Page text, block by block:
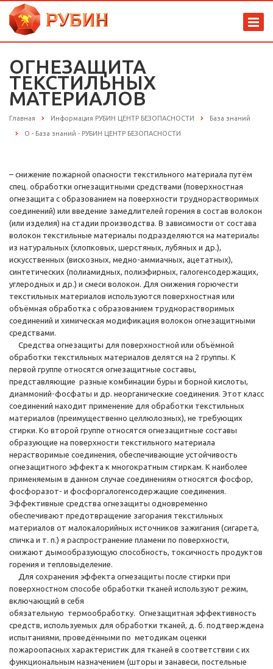
ОГНЕЗАЩИТА
ТЕКСТИЛЬНЫХ
МАТЕРИАЛОВ
Главная Информация РУБИН ЦЕНТР БЕЗОПАСНОСТИ База знаний
О - База знаний - РУБИН ЦЕНТР БЕЗОПАСНОСТИ
– снижение пожарной опасности текстильного материала путём
спец. обработки огнезащитными средствами (поверхностная
огнезащита с образованием на поверхности труднорастворимых
соединений) или введение замедлителей горения в состав волокон
(или изделия) на стадии производства. В зависимости от состава
волокон текстильные материалы подразделяются на материалы
из натуральных (хлопковых, шерстяных, лубяных и др.),
искусственных (вискозных, медно-аммиачных, ацетатных),
синтетических (полиамидных, полиэфирных, галогенсодержащих,
углеродных и др.) и смеси волокон. Для снижения горючести
текстильных материалов используются поверхностная или
объёмная обработка с образованием труднорастворимых
соединений и химическая модификация волокон огнезащитными
средствами.
Средства огнезащиты для поверхностной или объёмной
обработки текстильных материалов делятся на 2 группы. К
первой группе относятся огнезащитные составы,
представляющие разные комбинации буры и борной кислоты,
диаммоний-фосфаты и др. неорганические соединения. Этот класс
соединений находит применение для обработки текстильных
материалов (преимущественно целлюлозных), не требующих
стирки. Ко второй группе относятся огнезащитные составы
образующие на поверхности текстильного материала
нерастворимые соединения, обеспечивающие устойчивость
огнезащитного эффекта к многократным стиркам. К наиболее
применяемым в данном случае соединениям относятся фосфор,
фосфоразот- и фосфоргалогенсодержащие соединения.
Эффективные средства огнезащиты одновременно
обеспечивают предотвращение загорания текстильных
материалов от малокалорийных источников зажигания (сигарета,
спичка и т. п.) я распространение пламени по поверхности,
снижают дымообразующую способность, токсичность продуктов
горения и тепловыделение.
Для сохранения эффекта огнезащиты после стирки при
поверхностном способе обработки тканей используют режим,
включающий в себя
обязательную термообработку. Огнезащитная эффективность
средств, используемых для обработки тканей, д. б. подтверждена
испытаниями, проведёнными по методикам оценки
пожароопасных характеристик для тканей в соответствии с их
функциональным назначением (шторы и занавеси, постельные